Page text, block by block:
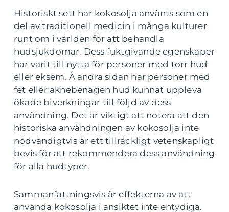
Historiskt sett har kokosolja använts som en
del av traditionell medicin i många kulturer
runt om i världen för att behandla
hudsjukdomar. Dess fuktgivande egenskaper
har varit till nytta för personer med torr hud
eller eksem. Å andra sidan har personer med
fet eller aknebenägen hud kunnat uppleva
ökade biverkningar till följd av dess
användning. Det är viktigt att notera att den
historiska användningen av kokosolja inte
nödvändigtvis är ett tillräckligt vetenskapligt
bevis för att rekommendera dess användning
för alla hudtyper.
Sammanfattningsvis är effekterna av att
använda kokosolja i ansiktet inte entydiga.